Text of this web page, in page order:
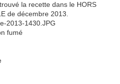
la recette dans le HORS
de décembre 2013.
fumé